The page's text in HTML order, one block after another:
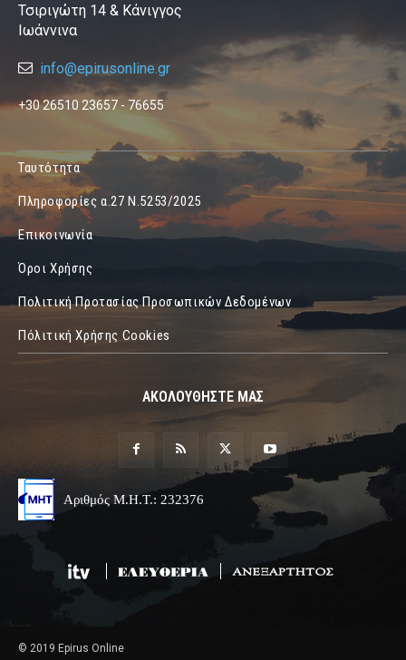
Τσιριγώτη 14 & Κάνιγγος
Ιωάννινα
info@epirusonline.gr
+30 26510 23657 - 76655
Ταυτότητα
Πληροφορίες α.27 Ν.5253/2025
Επικοινωνία
Όροι Χρήσης
Πολιτική Προτασίας Προσωπικών Δεδομένων
Πόλιτική Χρήσης Cookies
ΑΚΟΛΟΥΘΗΣΤΕ ΜΑΣ
Αριθμός Μ.Η.Τ.: 232376
© 2019 Epirus Online